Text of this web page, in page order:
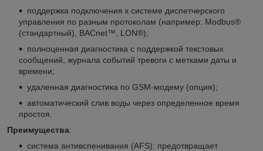
поддержка подключения к системе диспетчерского
управления по разным протоколам (например: Modbus®
(стандартный), BACnet™, LON®);
полноценная диагностика с поддержкой текстовых
сообщений, журнала событий тревоги с метками даты и
времени;
удаленная диагностика по GSM-модему (опция);
автоматический слив воды через определенное время
простоя.
Преимущества:
система антивспенивания (AFS): предотвращает